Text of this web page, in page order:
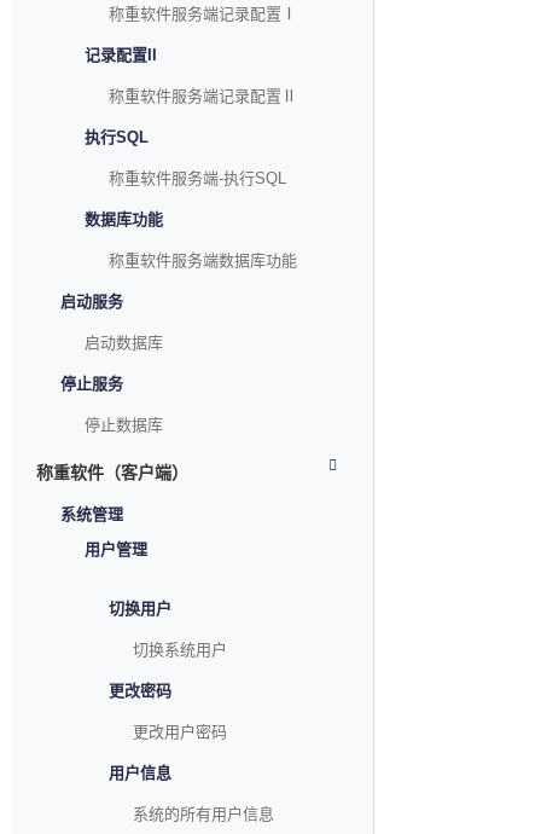
称重软件服务端记录配置Ⅰ
记录配置II
称重软件服务端记录配置Ⅱ
执行SQL
称重软件服务端-执行SQL
数据库功能
称重软件服务端数据库功能
启动服务
启动数据库
停止服务
停止数据库
称重软件（客户端）
系统管理
用户管理
切换用户
切换系统用户
更改密码
更改用户密码
用户信息
系统的所有用户信息